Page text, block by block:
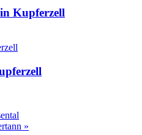
Kupferzell
»